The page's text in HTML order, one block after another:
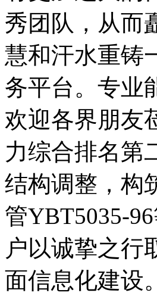
秀团队，从而
慧和汗水重铸
务平台。专业
欢迎各界朋友
力综合排名第
结构调整，构
管YBT5035-
户以诚挚之行
面信息化建设